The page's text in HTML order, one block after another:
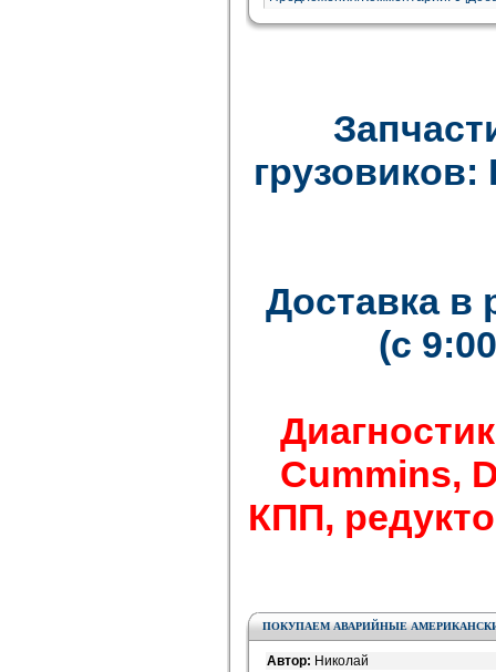
Доставка в
(с
Cummins,
КПП,
ПОКУПАЕМ АВАРИЙНЫЕ АМЕРИКАНСКИЕ
Автор: Николай